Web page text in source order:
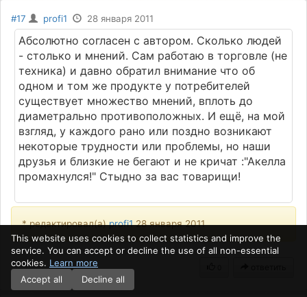
#17 profi1 28 января 2011
Абсолютно согласен с автором. Сколько людей
- столько и мнений. Сам работаю в торговле (не
техника) и давно обратил внимание что об
одном и том же продукте у потребителей
существует множество мнений, вплоть до
диаметрально противоположных. И ещё, на мой
взгляд, у каждого рано или поздно возникают
некоторые трудности или проблемы, но наши
друзья и близкие не бегают и не кричат :"Акелла
промахнулся!" Стыдно за вас товарищи!
* редактировал(а)profi128 января 2011
This website uses cookies to collect statistics and improve the
service. You can accept or decline the use of all non-essential
cookies. Learn more
Accept all
Decline all